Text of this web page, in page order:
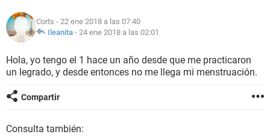
NUTRICIÓN
BIENESTAR
SEXUALIDAD
GLOSARIO
Corts - 22 ene 2018 a las 07:40
Ileanita - 24 ene 2018 a las 02:01
Hola, yo tengo el 1 hace un año desde que me practicaron
un legrado, y desde entonces no me llega mi menstruación.
Compartir
Consulta también: